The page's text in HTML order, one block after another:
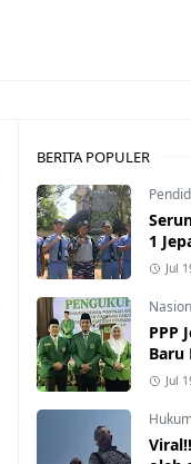
BERITA POPULER
1
Jul
PPP
Baru
Jul